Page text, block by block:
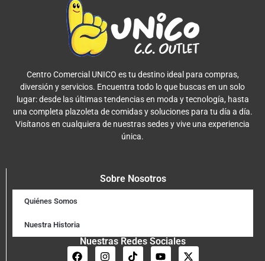
Centro Comercial UNICO es tu destino ideal para compras,
diversión y servicios. Encuentra todo lo que buscas en un solo
lugar: desde las últimas tendencias en moda y tecnología, hasta
una completa plazoleta de comidas y soluciones para tu día a día.
Visítanos en cualquiera de nuestras sedes y vive una experiencia
única.
Sobre Nosotros
Quiénes Somos
Nuestra Historia
Nuestras Redes Sociales